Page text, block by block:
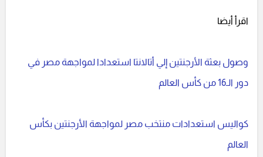
اقرأ أيضا
وصول بعثة الأرجنتين إلي أتالانتا استعدادا لمواجهة مصر في
دور الـ16 من كأس العالم
كواليس استعدادات منتخب مصر لمواجهة الأرجنتين بكأس
العالم